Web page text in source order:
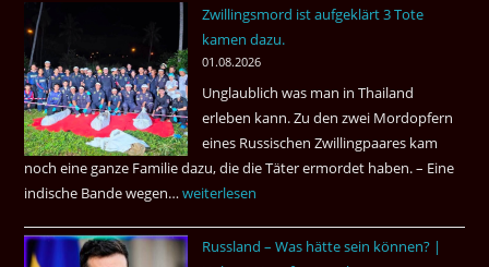
Jahren,
ist
der
Mörder
wieder
frei
?
Zwillingsmord ist aufgeklärt 3 Tote
kamen dazu.
01.08.2026
Unglaublich was man in Thailand
erleben kann. Zu den zwei Mordopfern
eines Russischen Zwillingpaares kam
noch eine ganze Familie dazu, die die Täter ermordet haben. – Eine
indische Bande wegen…Zwillingsmord
aufgeklärt
weiterlesen
Russland – Was hätte sein können? |